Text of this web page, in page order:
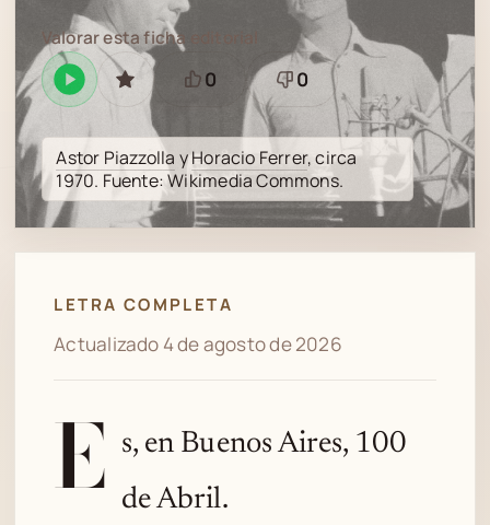
Reproducir
Spotify
GUARDAR
Valorar esta ficha editorial
Está
0
Necesita
revisión
0
Astor Piazzolla yHoracio Ferrer, circa
1970. Fuente: Wikimedia Commons.
LETRA COMPLETA
Actualizado 4 de agosto de 2026
E s, en Buenos Aires, 100
de Abril.